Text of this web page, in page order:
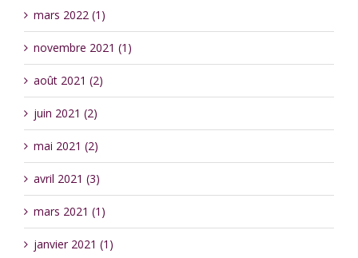
mars 2022 (1)
novembre 2021 (1)
août 2021 (2)
juin 2021 (2)
mai 2021 (2)
avril 2021 (3)
mars 2021 (1)
janvier 2021 (1)